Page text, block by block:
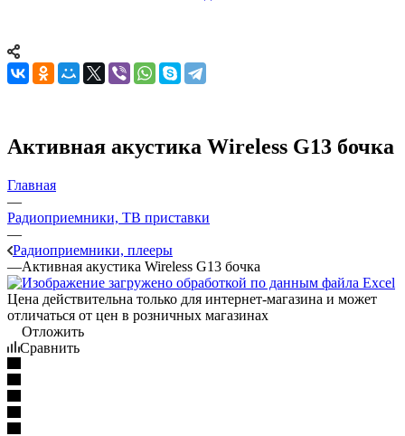
Активная акустика Wireless G13 бочка
Главная
—
Радиоприемники, ТВ приставки
—
Радиоприемники, плееры
—Активная акустика Wireless G13 бочка
Цена действительна только для интернет-магазина и может
отличаться от цен в розничных магазинах
Отложить
Сравнить